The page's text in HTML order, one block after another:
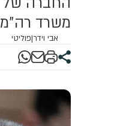
משרד
אבי וידר|פוליטי